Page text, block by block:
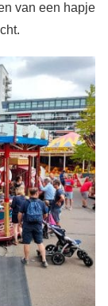
van een hapje